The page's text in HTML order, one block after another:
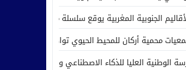
الجنوبية المغربية يوقع سلسلة من اتفاقيات
محمية أركان للمحيط الحيوي تواصل عملها من أجل
الوطنية العليا للذكاء الاصطناعي وعلوم